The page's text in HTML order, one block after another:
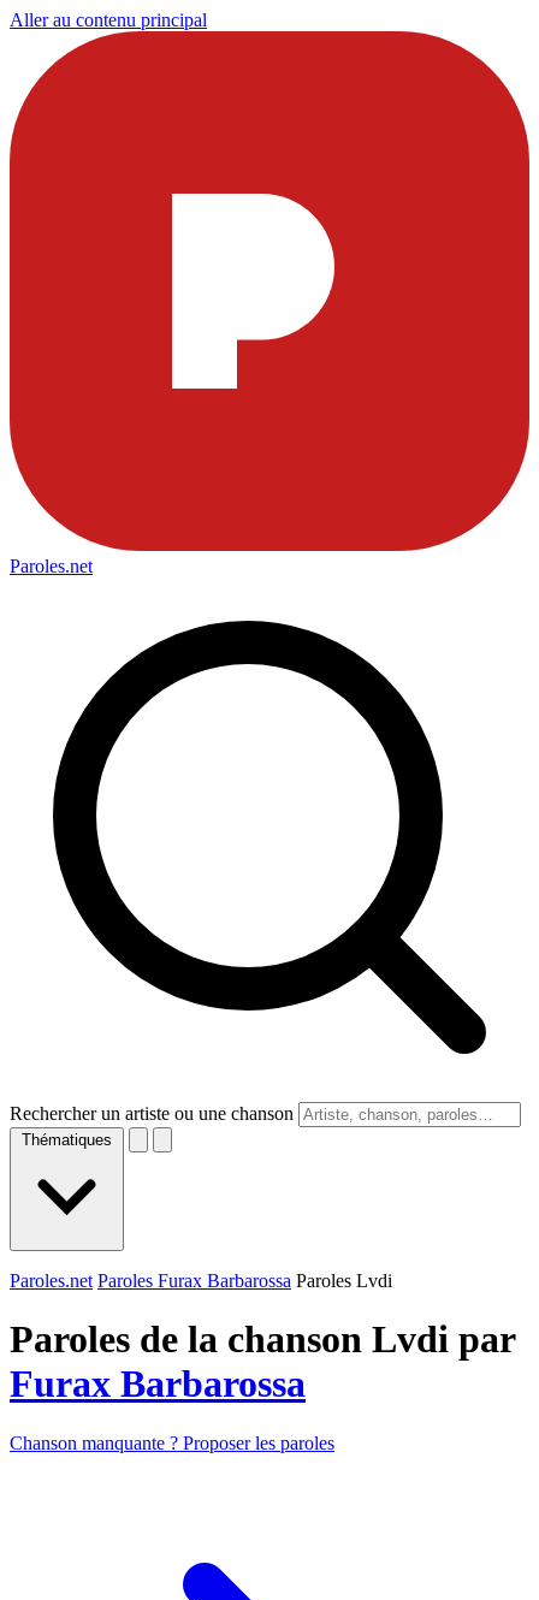
Aller au contenu principal
Paroles.net
Rechercher un artiste ou une chanson
Thématiques
Paroles.net Paroles Furax Barbarossa Paroles Lvdi
Paroles de la chanson Lvdi par
Furax Barbarossa
Chanson manquante ? Proposer les paroles